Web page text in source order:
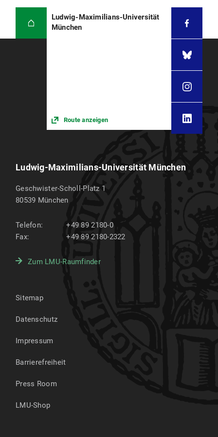
Ludwig-Maximilians-Universität
München
Route anzeigen
Ludwig-Maximilians-Universität München
Geschwister-Scholl-Platz 1
80539 München
Telefon:
+49 89 2180-0
Fax:
+49 89 2180-2322
Zum LMU-Raumfinder
Sitemap
Datenschutz
Impressum
Barrierefreiheit
Press Room
LMU-Shop